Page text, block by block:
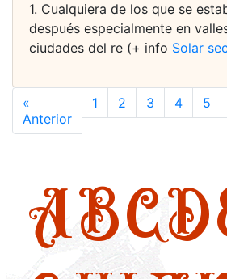
1. Cualquiera de los que se
después especialmente en
ciudades del re (+ info Solar
«
Anterior
1 2 3 4 5
ABCD